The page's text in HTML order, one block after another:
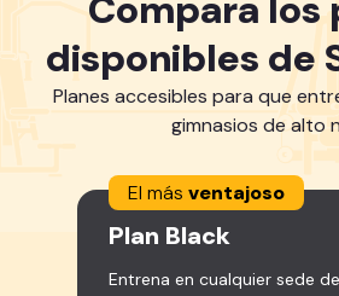
disponibles de
Planes accesibles para que
gimnasios de alto
El más ventajoso
Plan Black
Entrena en cualquier sede